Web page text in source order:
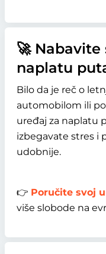
🚀 Nabavite
naplatu
Bilo da je reč o
automobilom ili
uređaj za naplatu
izbegavate stres i
udobnije.
👉 Poručite svoj
više slobode na